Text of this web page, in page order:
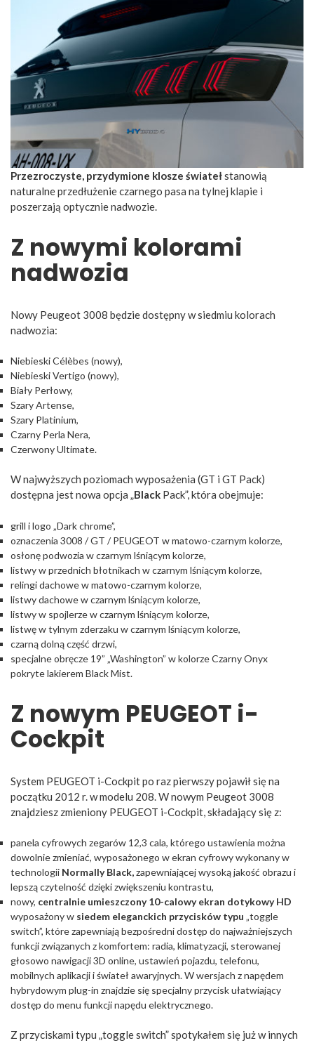
Przezroczyste, przydymione klosze światełstanowią
naturalne przedłużenie czarnego pasa na tylnej klapie i
poszerzają optycznie nadwozie.
Z nowymi kolorami
nadwozia
Nowy Peugeot 3008 będzie dostępny w siedmiu kolorach
nadwozia:
Niebieski Célèbes (nowy),
Niebieski Vertigo (nowy),
Biały Perłowy,
Szary Artense,
Szary Platinium,
Czarny Perla Nera,
Czerwony Ultimate.
W najwyższych poziomach wyposażenia (GT i GT Pack)
dostępna jest nowa opcja „Black Pack”, która obejmuje:
grill i logo „Dark chrome”,
oznaczenia 3008 / GT / PEUGEOT w matowo-czarnym kolorze,
osłonę podwozia w czarnym lśniącym kolorze,
listwy w przednich błotnikach w czarnym lśniącym kolorze,
relingi dachowe w matowo-czarnym kolorze,
listwy dachowe w czarnym lśniącym kolorze,
listwy w spojlerze w czarnym lśniącym kolorze,
listwę w tylnym zderzaku w czarnym lśniącym kolorze,
czarną dolną część drzwi,
specjalne obręcze 19” „Washington” w kolorze Czarny Onyx
pokryte lakierem Black Mist.
Z nowym PEUGEOT i-
Cockpit
System PEUGEOT i-Cockpit po raz pierwszy pojawił się na
początku 2012 r. w modelu 208. W nowym Peugeot 3008
znajdziesz zmieniony PEUGEOT i-Cockpit, składający się z:
panela cyfrowych zegarów 12,3 cala, którego ustawienia można
dowolnie zmieniać, wyposażonego w ekran cyfrowy wykonany w
technologii Normally Black,zapewniającej wysoką jakość obrazu i
lepszą czytelność dzięki zwiększeniu kontrastu,
nowy, centralnie umieszczony 10-calowy ekran dotykowy HD
wyposażony w siedem eleganckich przycisków typu „toggle
switch”, które zapewniają bezpośredni dostęp do najważniejszych
funkcji związanych z komfortem: radia, klimatyzacji, sterowanej
głosowo nawigacji 3D online, ustawień pojazdu, telefonu,
mobilnych aplikacji i świateł awaryjnych. W wersjach z napędem
hybrydowym plug-in znajdzie się specjalny przycisk ułatwiający
dostęp do menu funkcji napędu elektrycznego.
Z przyciskami typu „toggle switch” spotykałem się już w innych